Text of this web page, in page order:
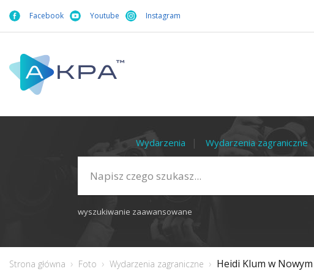
Facebook Youtube Instagram
Wydarzenia Wydarzenia zagraniczne
wyszukiwanie zaawansowane
Strona główna Foto Wydarzenia zagraniczne Heidi Klum w